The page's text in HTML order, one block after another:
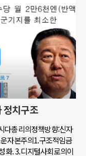
정치구조
다총리의정책방향:신자
자본주의1.구조적임금
화. 3.디지털사회로의이